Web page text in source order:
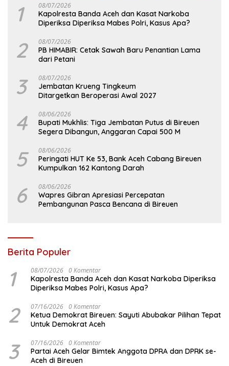
1 08/07/2026
Kapolresta Banda Aceh dan Kasat Narkoba
Diperiksa Diperiksa Mabes Polri, Kasus Apa?
2 08/07/2026
PB HIMABIR: Cetak Sawah Baru Penantian Lama
dari Petani
3 08/07/2026
Jembatan Krueng Tingkeum
Ditargetkan Beroperasi Awal 2027
4 08/06/2026
Bupati Mukhlis: Tiga Jembatan Putus di Bireuen
Segera Dibangun, Anggaran Capai 500 M
5 08/06/2026
Peringati HUT Ke 53, Bank Aceh Cabang Bireuen
Kumpulkan 162 Kantong Darah
6 08/06/2026
Wapres Gibran Apresiasi Percepatan
Pembangunan Pasca Bencana di Bireuen
Berita Populer
1 08/07/2026 0 Komentar
Kapolresta Banda Aceh dan Kasat Narkoba Diperiksa
Diperiksa Mabes Polri, Kasus Apa?
2 07/16/2026 0 Komentar
Ketua Demokrat Bireuen: Sayuti Abubakar Pilihan Tepat
Untuk Demokrat Aceh
3 07/16/2026 0 Komentar
Partai Aceh Gelar Bimtek Anggota DPRA dan DPRK se-
Aceh di Bireuen